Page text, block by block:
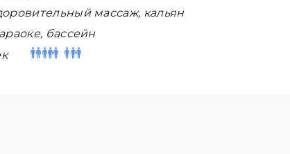
массаж, кальян
бассейн